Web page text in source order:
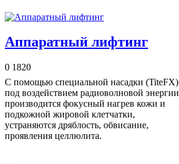
Аппаратный лифтинг
0 1820
С помощью специальной насадки (TiteFX)
под воздействием радиоволновой энергии
производится фокусный нагрев кожи и
подкожной жировой клетчатки,
устраняются дряблость, обвисание,
проявления целлюлита.